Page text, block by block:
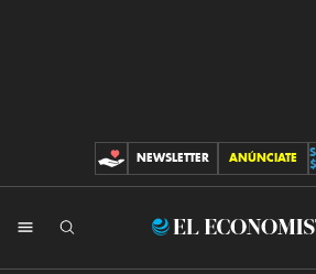
CONTRIBUCIONES
NEWSLETTER ANÚNCIATE
El